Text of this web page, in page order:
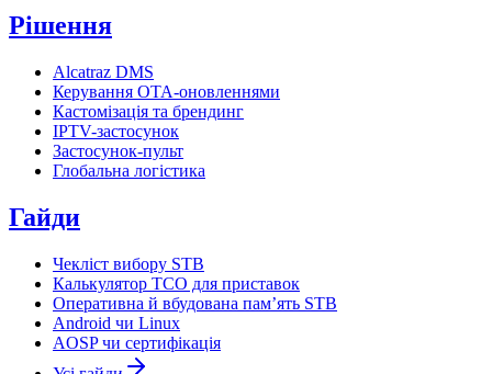
Рішення
Alcatraz DMS
Керування OTA-оновленнями
Кастомізація та брендинг
IPTV-застосунок
Застосунок-пульт
Глобальна логістика
Гайди
Чекліст вибору STB
Калькулятор TCO для приставок
Оперативна й вбудована пам’ять STB
Android чи Linux
AOSP чи сертифікація